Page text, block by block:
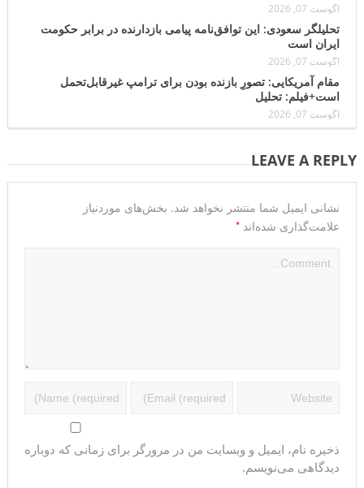
آگوست 07, 2026
تحلیلگر سعودی: این توافق‌نامه پیامی بازدارنده در برابر حکومت
ایران است
آگوست 07, 2026
مقام آمریکایی: تصورِ بازنده بودن برای ترامپ غیرقابل‌تحمل
است+فیلم: تحلیل
آگوست 07, 2026
LEAVE A REPLY
نشانی ایمیل شما منتشر نخواهد شد. بخش‌های موردنیاز
علامت‌گذاری شده‌اند *
ذخیره نام، ایمیل و وبسایت من در مرورگر برای زمانی که دوباره
دیدگاهی می‌نویسم.